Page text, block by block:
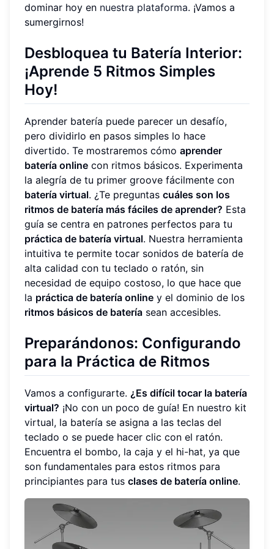
dominar hoy en nuestra plataforma. ¡Vamos a
sumergirnos!
Desbloquea tu Batería Interior:
¡Aprende 5 Ritmos Simples
Hoy!
Aprender batería puede parecer un desafío,
pero dividirlo en pasos simples lo hace
divertido. Te mostraremos cómo aprender
batería online con ritmos básicos. Experimenta
la alegría de tu primer groove fácilmente con
batería virtual. ¿Te preguntas cuáles son los
ritmos de batería más fáciles de aprender? Esta
guía se centra en patrones perfectos para tu
práctica de batería virtual. Nuestra herramienta
intuitiva te permite tocar sonidos de batería de
alta calidad con tu teclado o ratón, sin
necesidad de equipo costoso, lo que hace que
la práctica de batería online y el dominio de los
ritmos básicos de batería sean accesibles.
Preparándonos: Configurando
para la Práctica de Ritmos
Vamos a configurarte. ¿Es difícil tocar la batería
virtual? ¡No con un poco de guía! En nuestro kit
virtual, la batería se asigna a las teclas del
teclado o se puede hacer clic con el ratón.
Encuentra el bombo, la caja y el hi-hat, ya que
son fundamentales para estos ritmos para
principiantes para tus clases de batería online.